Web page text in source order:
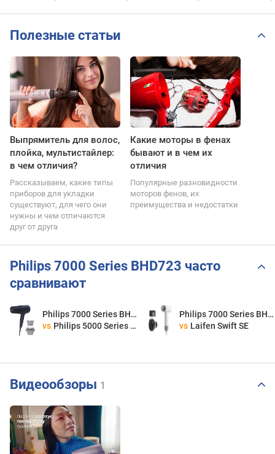
Полезные статьи
Выпрямитель для волос,
плойка, мультистайлер:
в чем отличия?
Рассказываем, какие типы
приборов для укладки
существуют, для чего они
нужны и чем отличаются
друг от друга
Какие моторы в фенах
бывают и в чем их
отличия
Популярные разновидности
моторов фенов, их
преимущества и недостатки
Philips 7000 Series BHD723 часто
сравнивают
Philips 7000 Series BHD723
vs Philips 5000 Series BHD510
Philips 7000 Series BHD723
vs Laifen Swift SE
Видеообзоры 1